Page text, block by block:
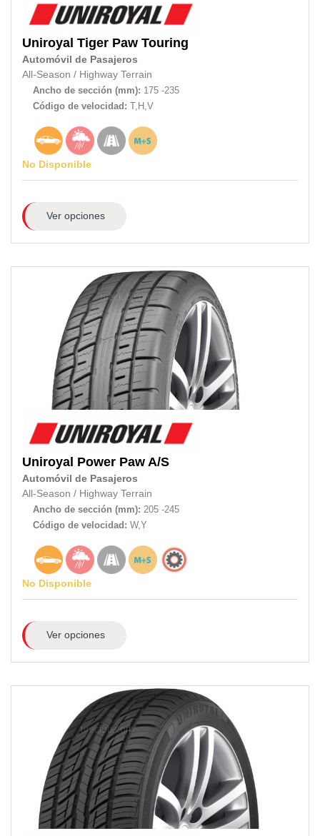
Uniroyal Tiger Paw Touring
Automóvil de Pasajeros
All-Season / Highway Terrain
Ancho de sección (mm): 175 -235
Código de velocidad: T,H,V
No Disponible
Ver opciones
Uniroyal Power Paw A/S
Automóvil de Pasajeros
All-Season / Highway Terrain
Ancho de sección (mm): 205 -245
Código de velocidad: W,Y
No Disponible
Ver opciones